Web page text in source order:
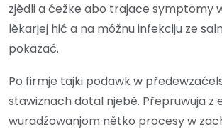
zjědli a ćežke abo trajace symptomy
lěkarjej hić a na móžnu infekciju ze
pokazać.
Po firmje tajki podawk w
stawiznach dotal njebě. Přepruwuja z
wuradźowanjom nětko procesy w